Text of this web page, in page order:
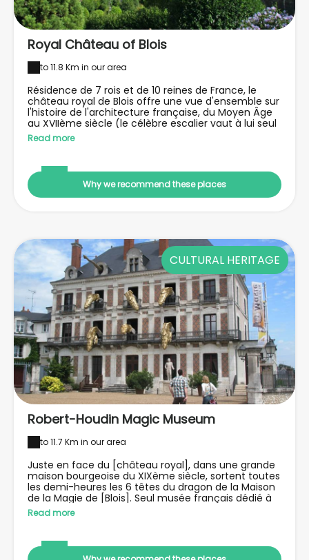
Royal Château of Blois
to 11.8 Km in our area
Résidence de 7 rois et de 10 reines de France, le
château royal de Blois offre une vue d'ensemble sur
l'histoire de l'architecture française, du Moyen Âge
au XVIIème siècle (le célèbre escalier vaut à lui seul
une visite !), alors que ses appartements richement
décorés racontent son prestigieux passé. Château
œuvres dans les galeries et les appartements
royaux ainsi que dans une aile devenue le musée
des Beaux-Arts de la ville.
Read more
Why we recommend these places
CULTURAL HERITAGE
Robert-Houdin Magic Museum
to 11.7 Km in our area
Juste en face du [château royal], dans une grande
maison bourgeoise du XIXème siècle, sortent toutes
les demi-heures les 6 têtes du dragon de la Maison
de la Magie de [Blois]. Seul musée français dédié à
cette thématique, la Maison de la Magie présente
ainsi une collection impressionnante d'objets de
prestidigitateur, etc.) répartis sur 5 étages. Ce lieu
ouvert en 1998, à Blois, ville de naissance du
Read more